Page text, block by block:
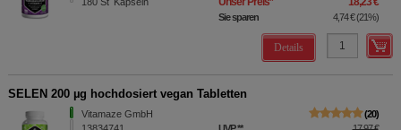
Sie sparen 4,74 €(21%)
Details
SELEN 200 µg hochdosiert vegan Tabletten
Vitamaze GmbH
20